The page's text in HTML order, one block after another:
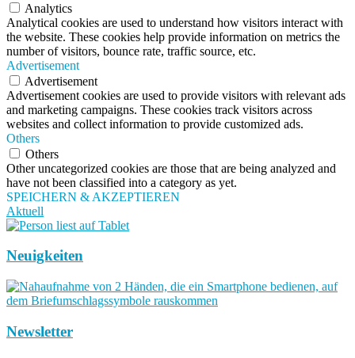
Analytics
Analytical cookies are used to understand how visitors interact with
the website. These cookies help provide information on metrics the
number of visitors, bounce rate, traffic source, etc.
Advertisement
Advertisement
Advertisement cookies are used to provide visitors with relevant ads
and marketing campaigns. These cookies track visitors across
websites and collect information to provide customized ads.
Others
Others
Other uncategorized cookies are those that are being analyzed and
have not been classified into a category as yet.
SPEICHERN & AKZEPTIEREN
Aktuell
Neuigkeiten
Newsletter